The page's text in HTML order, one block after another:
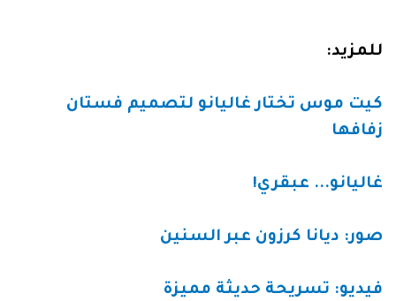
للمزيد:
كيت موس تختار غاليانو لتصميم فستان
زفافها
غاليانو... عبقري!
صور: ديانا كرزون عبر السنين
فيديو: تسريحة حديثة مميزة